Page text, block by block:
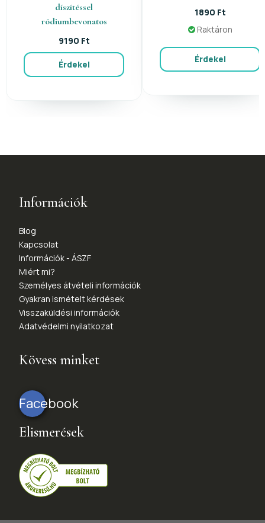
díszítéssel
ródiumbevonatos
9190 Ft
Érdekel
1890 Ft
Raktáron
Érdekel
Információk
Blog
Kapcsolat
Információk - ÁSZF
Miért mi?
Személyes átvételi információk
Gyakran ismételt kérdések
Visszaküldési információk
Adatvédelmi nyilatkozat
Kövess minket
Facebook
Elismerések